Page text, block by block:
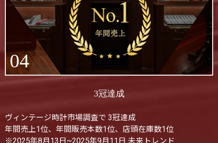
04
3冠達成
ヴィンテージ時計市場調査で 3冠達成
年間売上1位、年間販売本数1位、店頭在庫数1位
※2025年8月13日~2025年9月11日 未来トレンド